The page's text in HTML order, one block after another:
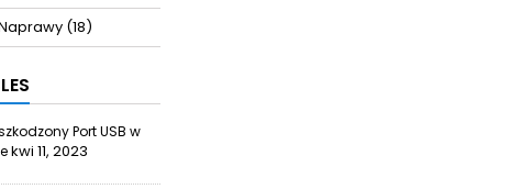
(18)
Port USB w
kwi 11, 2023